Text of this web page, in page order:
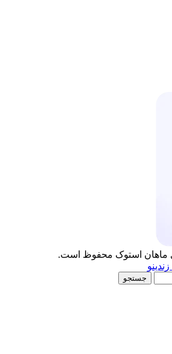
ماهان استوک محفوظ است.
جستجو